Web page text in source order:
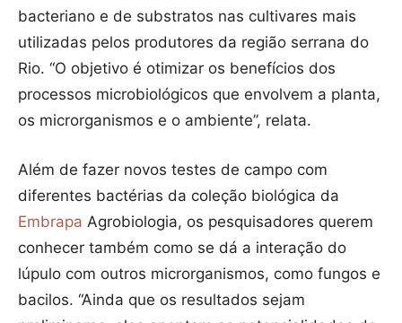
bacteriano e de substratos nas cultivares mais
utilizadas pelos produtores da região serrana do
Rio. “O objetivo é otimizar os benefícios dos
processos microbiológicos que envolvem a planta,
os microrganismos e o ambiente”, relata.
Além de fazer novos testes de campo com
diferentes bactérias da coleção biológica da
Embrapa Agrobiologia, os pesquisadores querem
conhecer também como se dá a interação do
lúpulo com outros microrganismos, como fungos e
bacilos. “Ainda que os resultados sejam